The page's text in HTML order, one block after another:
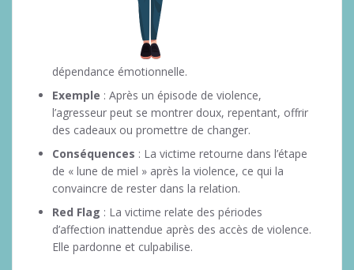
dépendance émotionnelle.
Exemple : Après un épisode de violence,
l’agresseur peut se montrer doux, repentant, offrir
des cadeaux ou promettre de changer.
Conséquences : La victime retourne dans l’étape
de « lune de miel » après la violence, ce qui la
convaincre de rester dans la relation.
Red Flag : La victime relate des périodes
d’affection inattendue après des accès de violence.
Elle pardonne et culpabilise.